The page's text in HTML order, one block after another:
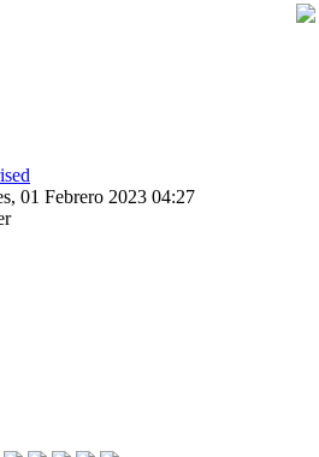
01 Febrero 2023 04:27